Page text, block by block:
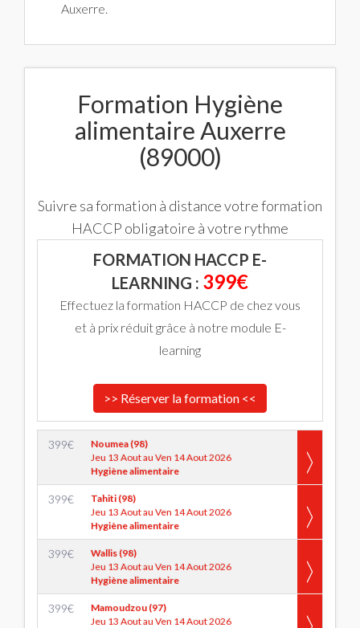
Auxerre.
Formation Hygiène
alimentaire Auxerre
(89000)
Suivre sa formation à distance votre formation
HACCP obligatoire à votre rythme
FORMATION HACCP E-
LEARNING : 399€
Effectuez la formation HACCP de chez vous
et à prix réduit grâce à notre module E-
learning
>> Réserver la formation <<
399€
Noumea (98)
Jeu 13 Aout au Ven 14 Aout 2026
Hygiène alimentaire
399€
Tahiti (98)
Jeu 13 Aout au Ven 14 Aout 2026
Hygiène alimentaire
399€
Wallis (98)
Jeu 13 Aout au Ven 14 Aout 2026
Hygiène alimentaire
399€
Mamoudzou (97)
Jeu 13 Aout au Ven 14 Aout 2026